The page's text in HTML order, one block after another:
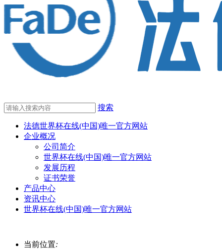
搜索
法德世界杯在线(中国)唯一官方网站
企业概况
公司简介
世界杯在线(中国)唯一官方网站
发展历程
证书荣誉
产品中心
资讯中心
世界杯在线(中国)唯一官方网站
当前位置: